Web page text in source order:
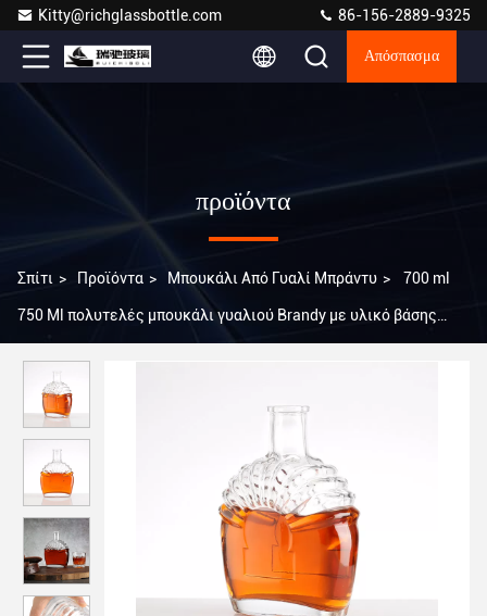
Kitty@richglassbottle.com 86-156-2889-9325
Απόσπασμα
προϊόντα
Σπίτι > Προϊόντα > Μπουκάλι Από Γυαλί Μπράντυ > 700 ml
750 Ml πολυτελές μπουκάλι γυαλιού Brandy με υλικό βάσης